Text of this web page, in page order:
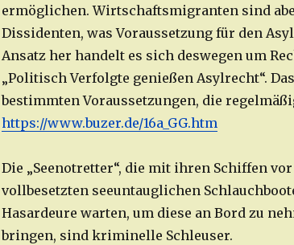
ermöglichen. Wirtschaftsmigranten sind
Dissidenten, was Voraussetzung für den
Ansatz her handelt es sich deswegen um
„Politisch Verfolgte genießen Asylrecht“.
bestimmten Voraussetzungen, die
https://www.buzer.de/16a_GG.htm
Die „Seenotretter“, die mit ihren Schiffen
vollbesetzten seeuntauglichen
Hasardeure warten, um diese an Bord zu
bringen, sind kriminelle Schleuser.